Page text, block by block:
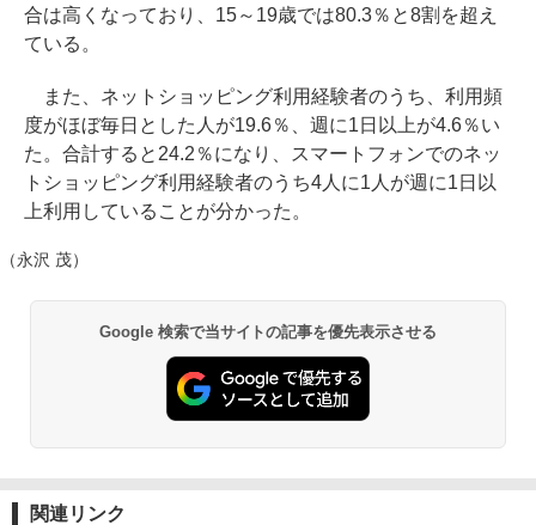
合は高くなっており、15～19歳では80.3％と8割を超え
ている。
また、ネットショッピング利用経験者のうち、利用頻
度がほぼ毎日とした人が19.6％、週に1日以上が4.6％い
た。合計すると24.2％になり、スマートフォンでのネッ
トショッピング利用経験者のうち4人に1人が週に1日以
上利用していることが分かった。
（永沢 茂）
Google 検索で当サイトの記事を優先表示させる
関連リンク